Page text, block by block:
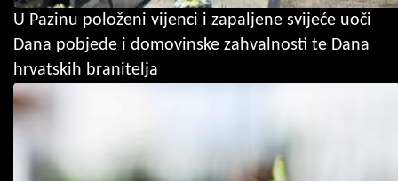
U Pazinu položeni vijenci i zapaljene svijeće uoči
Dana pobjede i domovinske zahvalnosti te Dana
hrvatskih branitelja